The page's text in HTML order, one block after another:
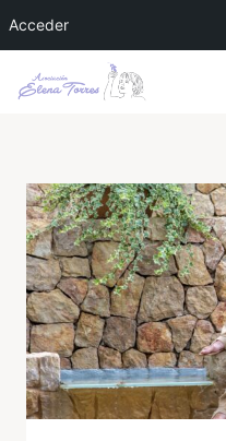
Acceder